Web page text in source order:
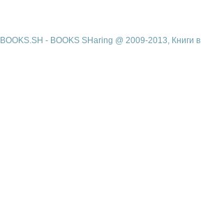
BOOKS.SH - BOOKS SHaring @ 2009-2013, Книги